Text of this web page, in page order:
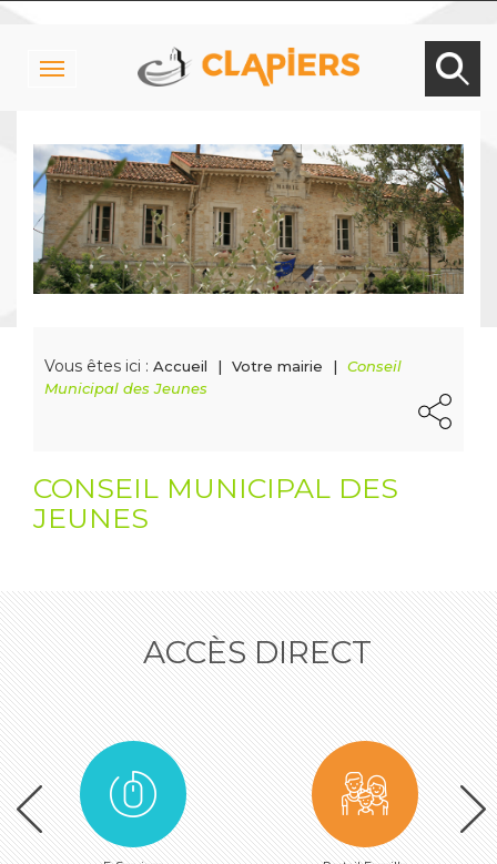
Toggle
Vous êtes ici : Accueil Votre mairie
Conseil
Municipal des Jeunes
CONSEIL MUNICIPAL DES
JEUNES
ACCÈS DIRECT